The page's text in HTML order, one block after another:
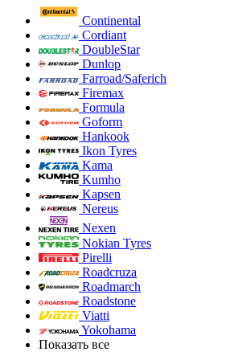
Continental
Cordiant
DoubleStar
Dunlop
Farroad/Saferich
Firemax
Formula
Goform
Hankook
Ikon Tyres
Kama
Kumho
Kapsen
Nereus
Nexen
Nokian Tyres
Pirelli
Roadcruza
Roadmarch
Roadstone
Viatti
Yokohama
Показать все